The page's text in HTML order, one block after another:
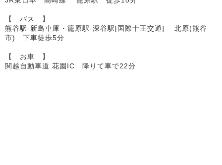
【 バス 】
熊谷駅-新島車庫・籠原駅-深谷駅[国際十王交通] 北原(熊谷
市) 下車徒歩5分
【 お車 】
関越自動車道 花園IC 降りて車で22分